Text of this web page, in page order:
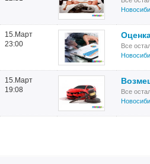
15.Март
23:00
Все
15.Март
19:08
Все